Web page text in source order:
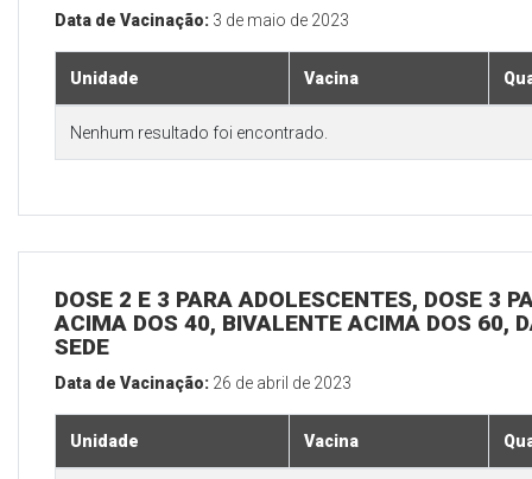
Data de Vacinação: 3 de maio de 2023
Unidade Vacina
Nenhum resultado foi encontrado.
DOSE 2 E 3 PARA ADOLESCENTES, DOSE 3
ACIMA DOS 40, BIVALENTE ACIMA DOS 60,
SEDE
Data de Vacinação: 26 de abril de 2023
Unidade Vacina